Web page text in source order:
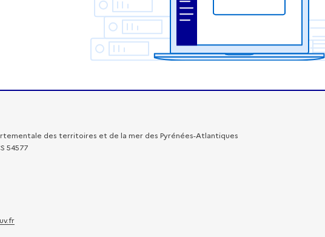
des territoires et de la mer des Pyrénées-Atlantiques
54577